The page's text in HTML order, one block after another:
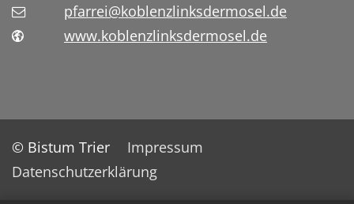
pfarrei@koblenzlinksdermosel.de
www.koblenzlinksdermosel.de
© Bistum Trier
Impressum
Datenschutzerklärung